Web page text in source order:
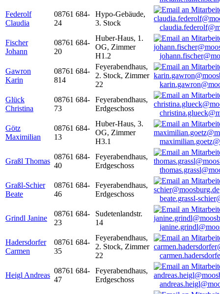
Federolf
Claudia
08761 684-
24
Hypo-Gebäude,
3. Stock
Fischer
Johann
08761 684-
20
Huber-Haus, 1.
OG, Zimmer
H1.2
Gawron
Karin
08761 684-
814
Feyerabendhaus,
2. Stock, Zimmer
22
Glück
Christina
08761 684-
73
Feyerabendhaus,
Erdgeschoss
Götz
Maximilian
08761 684-
13
Huber-Haus, 3.
OG, Zimmer
H3.1
Graßl Thomas
08761 684-
40
Feyerabendhaus,
Erdgeschoss
Graßl-Schier
Beate
08761 684-
46
Feyerabendhaus,
Erdgeschoss
beate.grassl-
Grindl Janine
08761 684-
23
Sudetenlandstr.
14
Hadersdorfer
Carmen
08761 684-
35
Feyerabendhaus,
2. Stock, Zimmer
22
Heigl Andreas
08761 684-
47
Feyerabendhaus,
Erdgeschoss